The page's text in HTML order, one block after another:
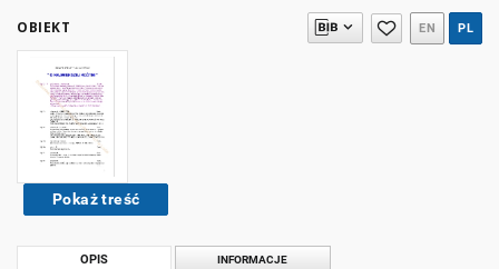
OBIEKT EN PL
Pokaż treść
OPIS INFORMACJE